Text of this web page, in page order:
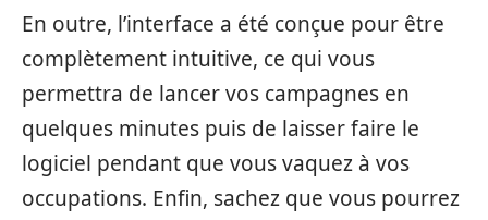
En outre, l’interface a été conçue pour être
complètement intuitive, ce qui vous
permettra de lancer vos campagnes en
quelques minutes puis de laisser faire le
logiciel pendant que vous vaquez à vos
occupations. Enfin, sachez que vous pourrez